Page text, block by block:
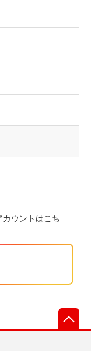
ウントはこち